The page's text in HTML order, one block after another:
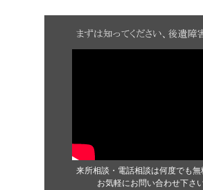
来所相談・電話相談は何度でも無
お気軽にお問い合わせ下さい